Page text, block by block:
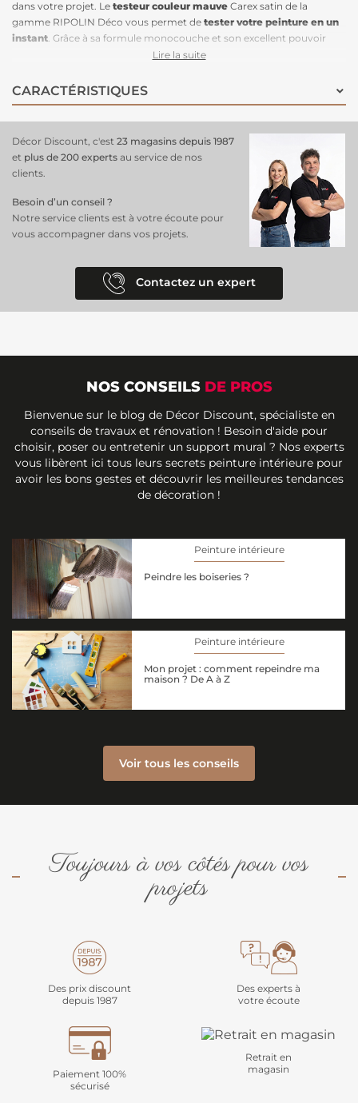
dans votre projet. Le testeur couleur mauve Carex satin de la
gamme RIPOLIN Déco vous permet de tester votre peinture en un
instant . Grâce à sa formule monocouche et son excellent pouvoir
opacifiant, cette peinture s'applique aisément sur les murs, les
mauve Carex, une teinte élégante et apaisante qui apportera une
touche de sérénité et de raffinement à votre intérieur. Disponible en
. Décor Discount est le meilleur endroitoù
acheter un testeur de peinture
pour trouver toutes les teintes dont
vous rêviez. Testez le mauve carex grâce à cet échantillon Ripolin et
Lire la suite
CARACTÉRISTIQUES
Décor Discount, c'est 23 magasins depuis 1987
et plus de 200 experts au service de nos
clients.
Besoin d’un conseil ?
Notre service clients est à votre écoute pour
vous accompagner dans vos projets.
Contactez un expert
NOS CONSEILS DE PROS
Bienvenue sur le blog de Décor Discount, spécialiste en
conseils de travaux et rénovation ! Besoin d'aide pour
choisir, poser ou entretenir un support mural ? Nos experts
vous libèrent ici tous leurs secrets peinture intérieure pour
avoir les bons gestes et découvrir les meilleures tendances
de décoration !
Peinture intérieure
Peindre les boiseries ?
Peinture intérieure
Mon projet : comment repeindre ma
maison ? De A à Z
Voir tous les conseils
Toujours à vos côtés pour vos
projets
Des prix discount
depuis 1987
Des experts à
votre écoute
Paiement 100%
sécurisé
Retrait en
magasin